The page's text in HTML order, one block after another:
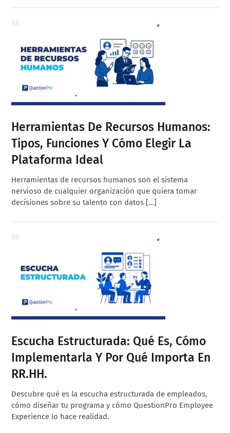
Herramientas De Recursos Humanos:
Tipos, Funciones Y Cómo Elegir La
Plataforma Ideal
Herramientas de recursos humanos son el sistema
nervioso de cualquier organización que quiera tomar
decisiones sobre su talento con datos […]
Escucha Estructurada: Qué Es, Cómo
Implementarla Y Por Qué Importa En
RR.HH.
Descubre qué es la escucha estructurada de empleados,
cómo diseñar tu programa y cómo QuestionPro Employee
Experience lo hace realidad.